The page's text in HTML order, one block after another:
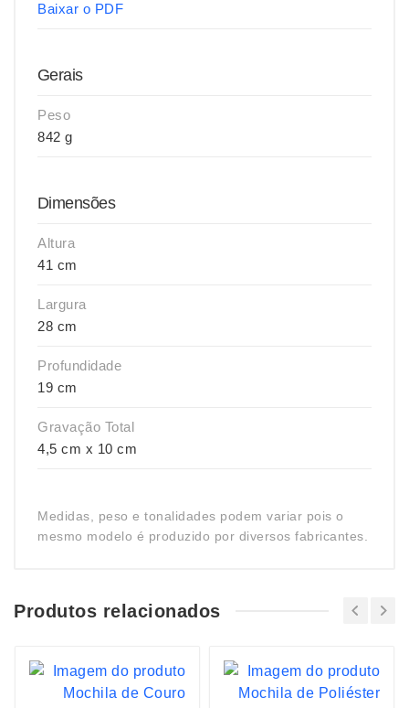
Baixar o PDF
Gerais
Peso
842 g
Dimensões
Altura
41 cm
Largura
28 cm
Profundidade
19 cm
Gravação Total
4,5 cm x 10 cm
Medidas, peso e tonalidades podem variar pois o
mesmo modelo é produzido por diversos fabricantes.
Produtos relacionados